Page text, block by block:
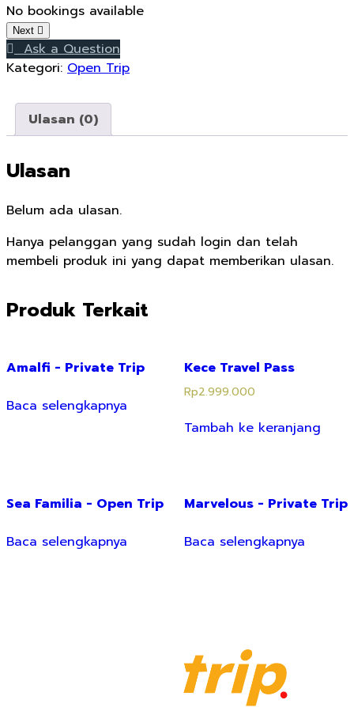
No bookings available
Loading...
Next
Ask a Question
Kategori: Open Trip
Ulasan (0)
Ulasan
Belum ada ulasan.
Hanya pelanggan yang sudah login dan telah
membeli produk ini yang dapat memberikan ulasan.
Produk Terkait
Amalfi - Private Trip
Baca selengkapnya
Kece Travel Pass
Rp2.999.000
Tambah ke keranjang
Sea Familia - Open Trip
Baca selengkapnya
Marvelous - Private Trip
Baca selengkapnya